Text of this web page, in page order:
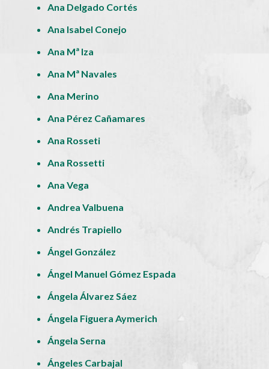
Ana Delgado Cortés
Ana Isabel Conejo
Ana Mª Iza
Ana Mª Navales
Ana Merino
Ana Pérez Cañamares
Ana Rosseti
Ana Rossetti
Ana Vega
Andrea Valbuena
Andrés Trapiello
Ángel González
Ángel Manuel Gómez Espada
Ángela Álvarez Sáez
Ángela Figuera Aymerich
Ángela Serna
Ángeles Carbajal